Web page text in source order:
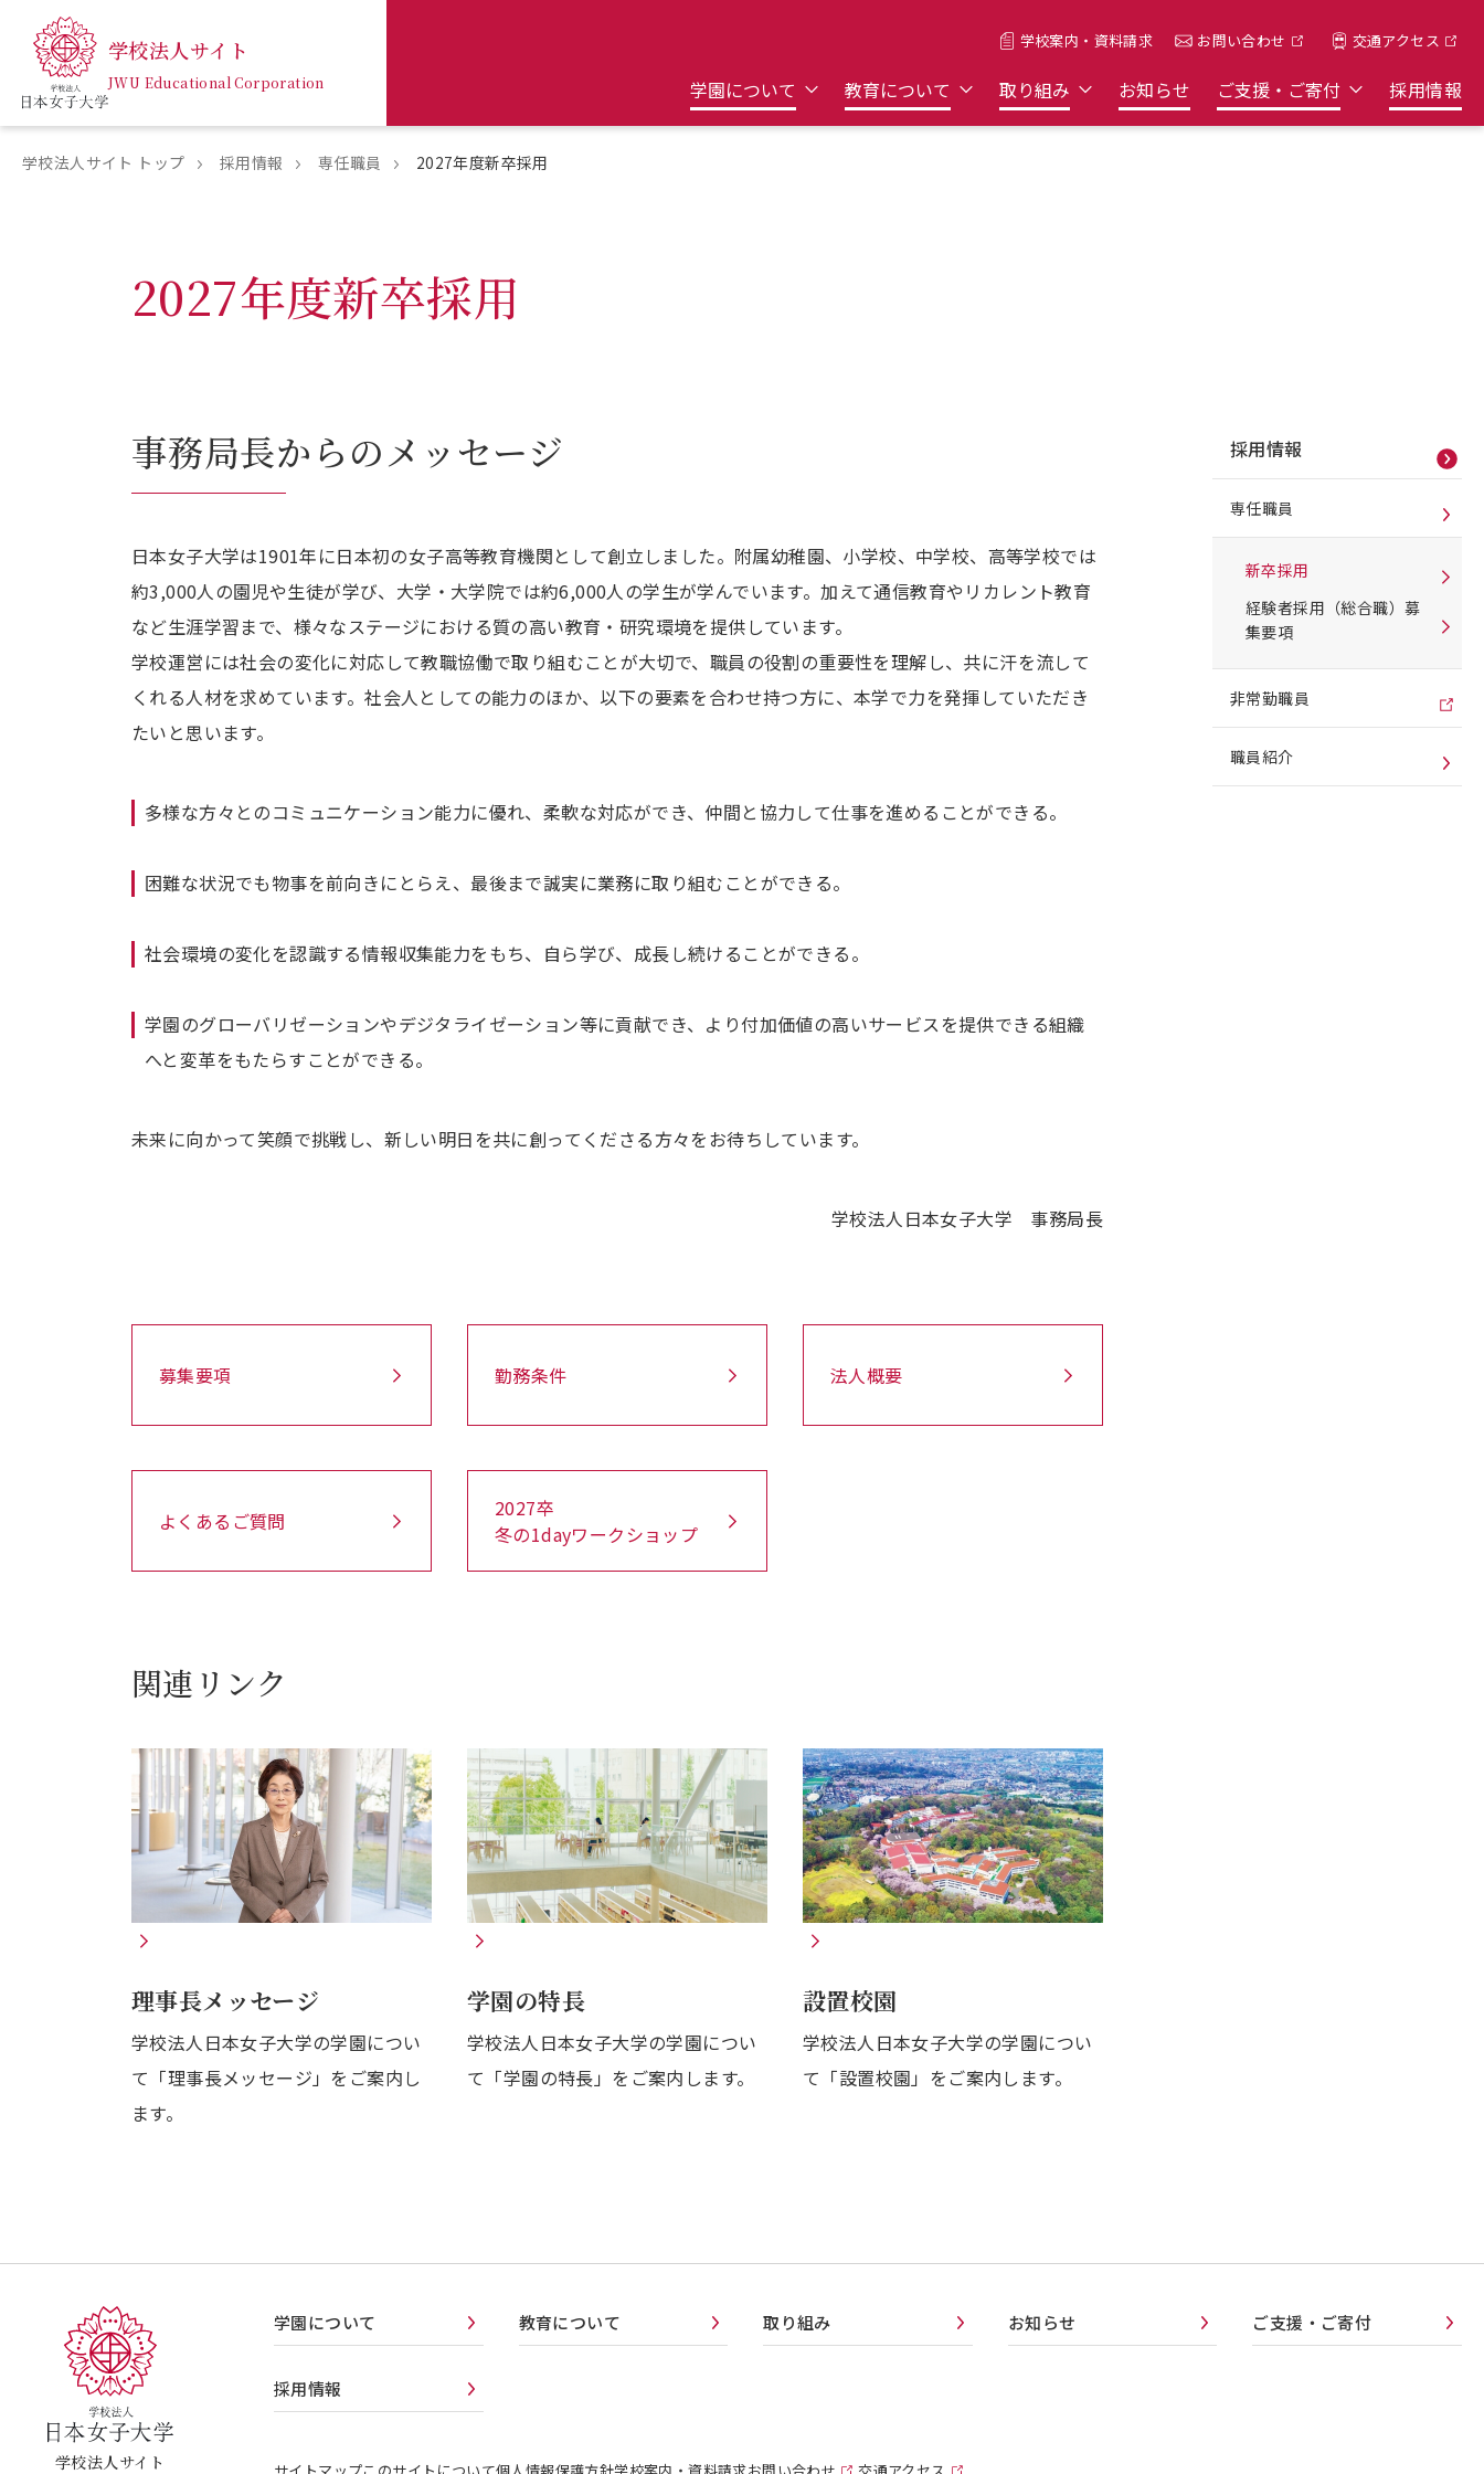
学校法人サイト
JWU Educational Corporation
お問い合わせ 交通アクセス English
学園について 教育について 取り組み お知らせ ご支援・ご寄付 採用情報
学校案内・資料請求 お問い合わせ 交通アクセス
学校法人サイト トップ 採用情報 専任職員 2027年度新卒採用
2027年度新卒採用
事務局長からのメッセージ
日本女子大学は1901年に日本初の女子高等教育機関として創立しました。附属幼稚園、小学校、中学校、高等学校では
約3,000人の園児や生徒が学び、大学・大学院では約6,000人の学生が学んでいます。加えて通信教育やリカレント教育
など生涯学習まで、様々なステージにおける質の高い教育・研究環境を提供しています。
学校運営には社会の変化に対応して教職協働で取り組むことが大切で、職員の役割の重要性を理解し、共に汗を流して
くれる人材を求めています。社会人としての能力のほか、以下の要素を合わせ持つ方に、本学で力を発揮していただき
たいと思います。
多様な方々とのコミュニケーション能力に優れ、柔軟な対応ができ、仲間と協力して仕事を進めることができる。
困難な状況でも物事を前向きにとらえ、最後まで誠実に業務に取り組むことができる。
社会環境の変化を認識する情報収集能力をもち、自ら学び、成長し続けることができる。
学園のグローバリゼーションやデジタライゼーション等に貢献でき、より付加価値の高いサービスを提供できる組織
へと変革をもたらすことができる。
未来に向かって笑顔で挑戦し、新しい明日を共に創ってくださる方々をお待ちしています。
学校法人日本女子大学 事務局長
募集要項 勤務条件 法人概要
よくあるご質問
2027卒
冬の1dayワークショップ
関連リンク
理事長メッセージ
学校法人日本女子大学の学園につい
て「理事長メッセージ」をご案内し
ます。
学園の特長
学校法人日本女子大学の学園につい
て「学園の特長」をご案内します。
設置校園
学校法人日本女子大学の学園につい
て「設置校園」をご案内します。
採用情報
専任職員
新卒採用
経験者採用（総合職）募
集要項
非常勤職員
職員紹介
学校法人サイト
学園について 教育について 取り組み お知らせ ご支援・ご寄付
採用情報